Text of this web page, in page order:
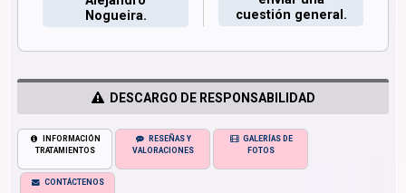
Nogueira.
cuestión general.
DESCARGO DE RESPONSABILIDAD
INFORMACIÓN
TRATAMIENTOS
RESEÑAS Y
VALORACIONES
GALERÍAS DE
FOTOS
CONTÁCTENOS